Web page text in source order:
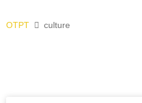
OTPT culture